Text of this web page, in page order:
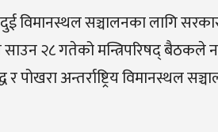
विमानस्थल सञ्चालनका लागि
२८ गतेको मन्त्रिपरिषद् बैठकले
अन्तर्राष्ट्रिय विमानस्थल